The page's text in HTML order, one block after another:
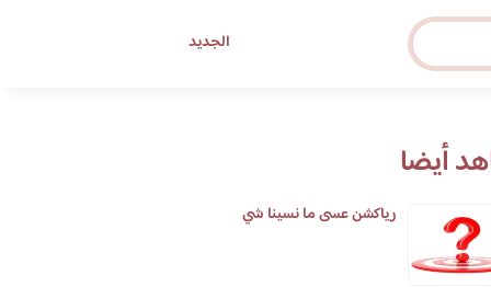
الجديد
أيضا
رياكشن عسى ما نسينا شي